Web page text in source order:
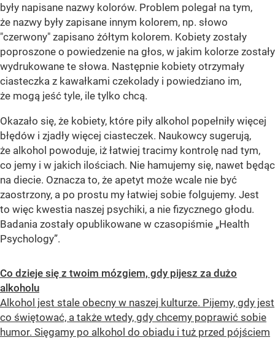
były napisane nazwy kolorów. Problem polegał na tym,
że nazwy były zapisane innym kolorem, np. słowo
"czerwony" zapisano żółtym kolorem. Kobiety zostały
poproszone o powiedzenie na głos, w jakim kolorze zostały
wydrukowane te słowa. Następnie kobiety otrzymały
ciasteczka z kawałkami czekolady i powiedziano im,
że mogą jeść tyle, ile tylko chcą.
Okazało się, że kobiety, które piły alkohol popełniły więcej
błędów i zjadły więcej ciasteczek. Naukowcy sugerują,
że alkohol powoduje, iż łatwiej tracimy kontrolę nad tym,
co jemy i w jakich ilościach. Nie hamujemy się, nawet będąc
na diecie. Oznacza to, że apetyt może wcale nie być
zaostrzony, a po prostu my łatwiej sobie folgujemy. Jest
to więc kwestia naszej psychiki, a nie fizycznego głodu.
Badania zostały opublikowane w czasopiśmie „Health
Psychology”.
Co dzieje się z twoim mózgiem, gdy pijesz za dużo
alkoholu
Alkohol jest stale obecny w naszej kulturze. Pijemy, gdy jest
co świętować, a także wtedy, gdy chcemy poprawić sobie
humor. Sięgamy po alkohol do obiadu i tuż przed pójściem